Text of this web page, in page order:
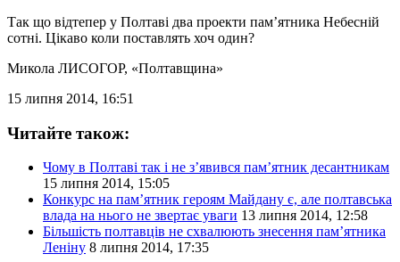
Так що відтепер у Полтаві два проекти пам’ятника Небесній
сотні. Цікаво коли поставлять хоч один?
Микола ЛИСОГОР, «Полтавщина»
15 липня 2014, 16:51
Читайте також:
Чому в Полтаві так і не з’явився пам’ятник десантникам
15 липня 2014, 15:05
Конкурс на пам’ятник героям Майдану є, але полтавська
влада на нього не звертає уваги 13 липня 2014, 12:58
Більшість полтавців не схвалюють знесення пам’ятника
Леніну 8 липня 2014, 17:35